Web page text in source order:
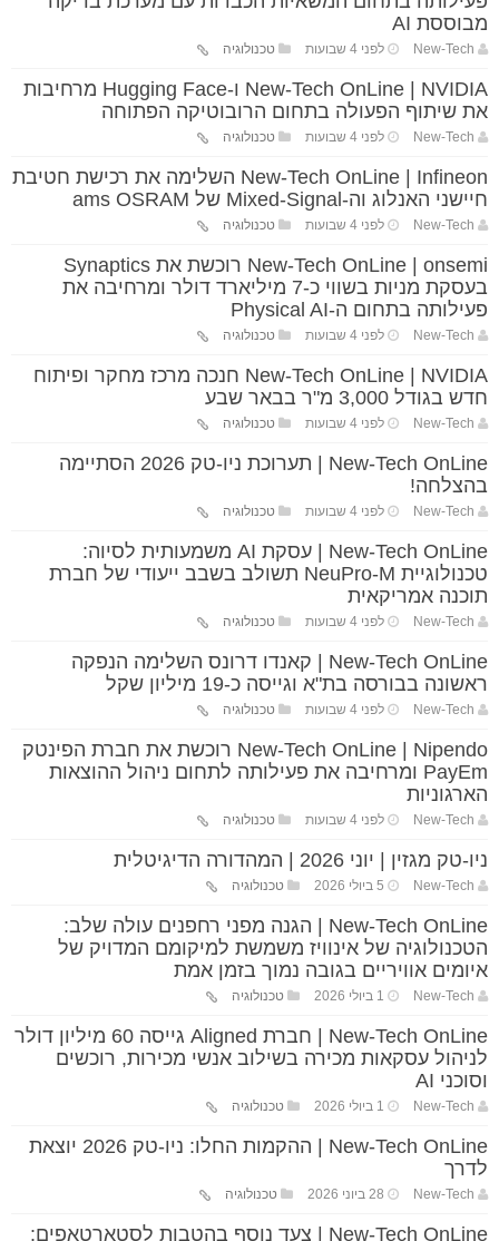
מבוססת AI
New-Tech לפני 4 שבועות טכנולוגיה
New-Tech OnLine | NVIDIA ו-Hugging Face מרחיבות
את שיתוף הפעולה בתחום הרובוטיקה הפתוחה
New-Tech לפני 4 שבועות טכנולוגיה
New-Tech OnLine | Infineon השלימה את רכישת חטיבת
חיישני האנלוג וה-Mixed-Signal של ams OSRAM
New-Tech לפני 4 שבועות טכנולוגיה
New-Tech OnLine | onsemi רוכשת את Synaptics
בעסקת מניות בשווי כ-7 מיליארד דולר ומרחיבה את
פעילותה בתחום ה-Physical AI
New-Tech לפני 4 שבועות טכנולוגיה
New-Tech OnLine | NVIDIA חנכה מרכז מחקר ופיתוח
חדש בגודל 3,000 מ"ר בבאר שבע
New-Tech לפני 4 שבועות טכנולוגיה
New-Tech OnLine | תערוכת ניו-טק 2026 הסתיימה
בהצלחה!
New-Tech לפני 4 שבועות טכנולוגיה
New-Tech OnLine | עסקת AI משמעותית לסיוה:
טכנולוגיית NeuPro-M תשולב בשבב ייעודי של חברת
תוכנה אמריקאית
New-Tech לפני 4 שבועות טכנולוגיה
New-Tech OnLine | קאנדו דרונס השלימה הנפקה
ראשונה בבורסה בת"א וגייסה כ-19 מיליון שקל
New-Tech לפני 4 שבועות טכנולוגיה
New-Tech OnLine | Nipendo רוכשת את חברת הפינטק
PayEm ומרחיבה את פעילותה לתחום ניהול ההוצאות
הארגוניות
New-Tech לפני 4 שבועות טכנולוגיה
ניו-טק מגזין | יוני 2026 | המהדורה הדיגיטלית
New-Tech 5 ביולי 2026 טכנולוגיה
New-Tech OnLine | הגנה מפני רחפנים עולה שלב:
הטכנולוגיה של אינוויז משמשת למיקומם המדויק של
איומים אוויריים בגובה נמוך בזמן אמת
New-Tech 1 ביולי 2026 טכנולוגיה
New-Tech OnLine | חברת Aligned גייסה 60 מיליון דולר
לניהול עסקאות מכירה בשילוב אנשי מכירות, רוכשים
וסוכני AI
New-Tech 1 ביולי 2026 טכנולוגיה
New-Tech OnLine | ההקמות החלו: ניו-טק 2026 יוצאת
לדרך
New-Tech 28 ביוני 2026 טכנולוגיה
New-Tech OnLine | צעד נוסף בהטבות לסטארטאפים: